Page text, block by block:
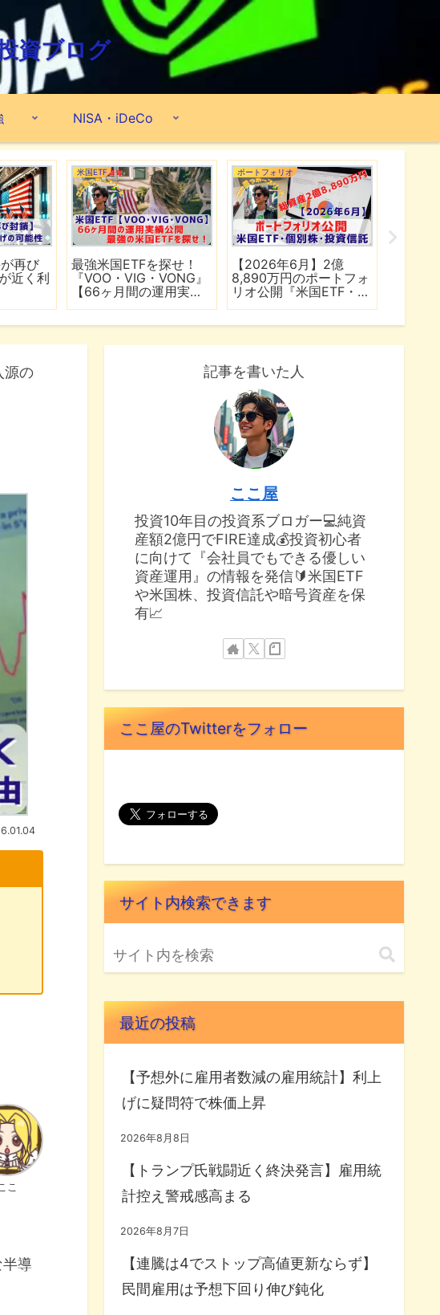
資ブログ
NISA・iDeCo
再び
近く利
米国ETF
最強米国ETFを探せ！
『VOO・VIG・VONG』
【66ヶ月間の運用実績
ポートフォリオ
【2026年6月】2億
8,890万円のポートフォ
リオ公開『米国ETF・個
源の
こ
導
記事を書いた人
ここ屋
投資10年目の投資系ブロガー💻純資
産額2億円でFIRE達成💰投資初心者
に向けて『会社員でもできる優しい
資産運用』の情報を発信🔰米国ETF
や米国株、投資信託や暗号資産を保
有📈
ここ屋のTwitterをフォロー
サイト内検索できます
最近の投稿
【予想外に雇用者数減の雇用統計】利上
げに疑問符で株価上昇
2026年8月8日
【トランプ氏戦闘近く終決発言】雇用統
計控え警戒感高まる
2026年8月7日
【連騰は4でストップ高値更新ならず】
民間雇用は予想下回り伸び鈍化